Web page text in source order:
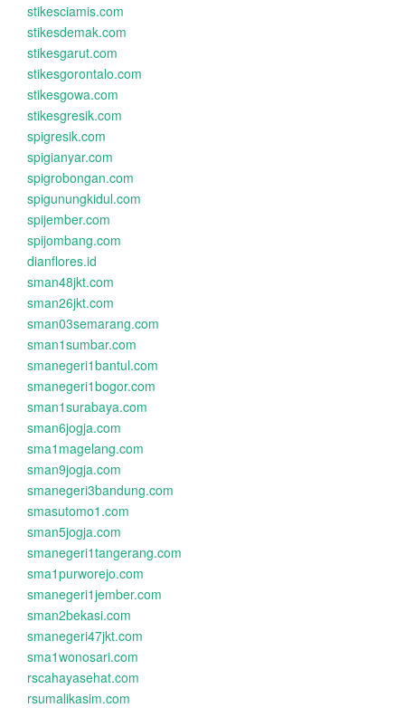
stikesciamis.com
stikesdemak.com
stikesgarut.com
stikesgorontalo.com
stikesgowa.com
stikesgresik.com
spigresik.com
spigianyar.com
spigrobongan.com
spigunungkidul.com
spijember.com
spijombang.com
dianflores.id
sman48jkt.com
sman26jkt.com
sman03semarang.com
sman1sumbar.com
smanegeri1bantul.com
smanegeri1bogor.com
sman1surabaya.com
sman6jogja.com
sma1magelang.com
sman9jogja.com
smanegeri3bandung.com
smasutomo1.com
sman5jogja.com
smanegeri1tangerang.com
sma1purworejo.com
smanegeri1jember.com
sman2bekasi.com
smanegeri47jkt.com
sma1wonosari.com
rscahayasehat.com
rsumalikasim.com